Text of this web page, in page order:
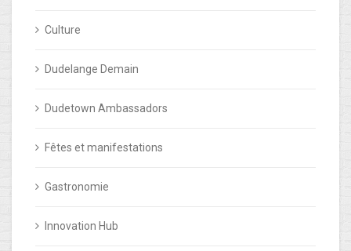
Culture
Dudelange Demain
Dudetown Ambassadors
Fêtes et manifestations
Gastronomie
Innovation Hub